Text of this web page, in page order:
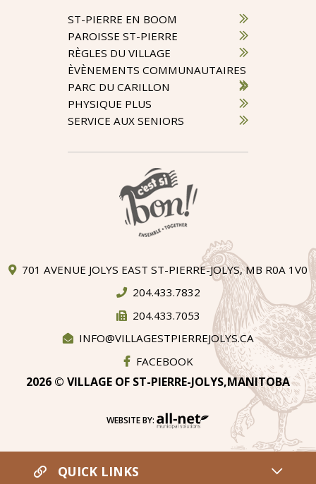
ST-PIERRE EN BOOM
PAROISSE ST-PIERRE
RÈGLES DU VILLAGE
ÈVÈNEMENTS COMMUNAUTAIRES
PARC DU CARILLON
PHYSIQUE PLUS
SERVICE AUX SENIORS
701 AVENUE JOLYS EAST ST-PIERRE-JOLYS, MB R0A 1V0
204.433.7832
204.433.7053
INFO@VILLAGESTPIERREJOLYS.CA
FACEBOOK
2026 © VILLAGE OF ST-PIERRE-JOLYS,MANITOBA
WEBSITE BY:
QUICK LINKS